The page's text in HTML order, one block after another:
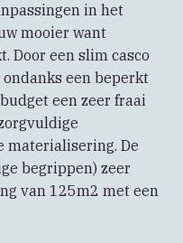
in het
mooier want
Door een slim casco
een beperkt
een zeer fraai
materialisering. De
begrippen) zeer
van 125m2 met een